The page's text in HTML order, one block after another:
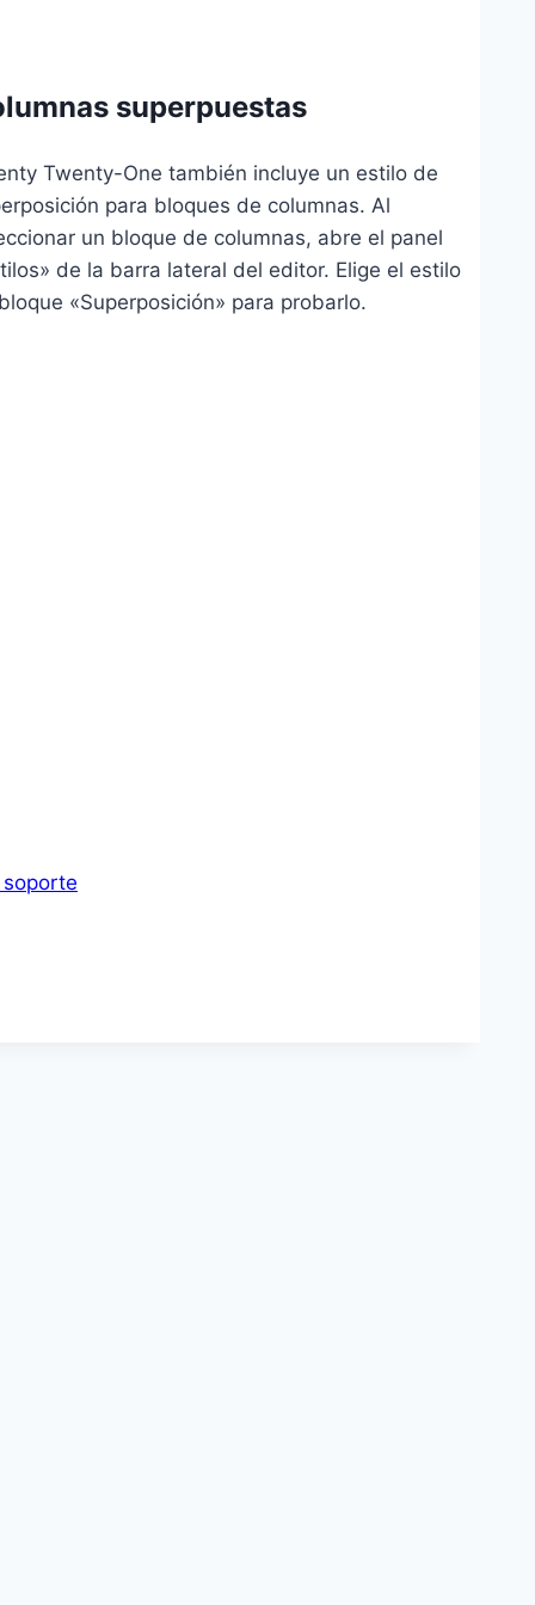
superpuestas
Twenty-One también incluye un estilo de
para bloques de columnas. Al
un bloque de columnas, abre el panel
de la barra lateral del editor. Elige el estilo
«Superposición» para probarlo.